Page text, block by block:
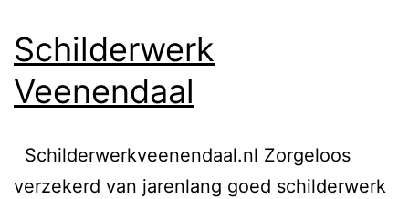
Schilderwerk
Veenendaal
Schilderwerkveenendaal.nl Zorgeloos
verzekerd van jarenlang goed schilderwerk